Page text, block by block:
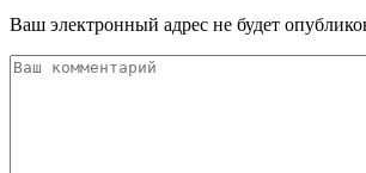
Ваш электронный адрес не будет